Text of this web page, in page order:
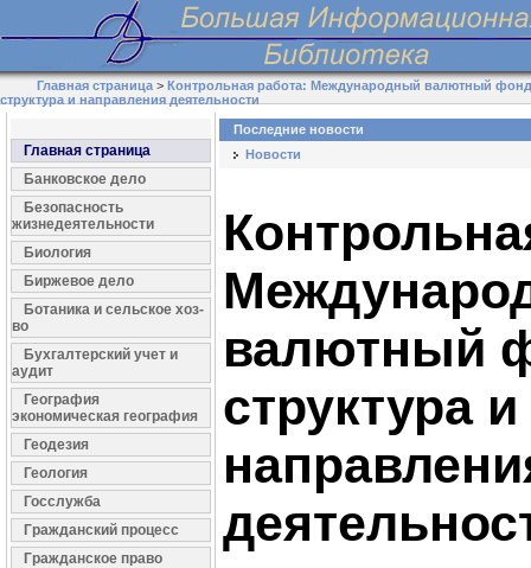
Главная страница >Контрольная работа: Международный валютный
структура и направления деятельности
Главная страница
Банковское дело
Безопасность
жизнедеятельности
Биология
Биржевое дело
Ботаника и сельское хоз-
во
Бухгалтерский учет и
аудит
География
экономическая география
Геодезия
Геология
Госслужба
Гражданский процесс
Гражданское право
Последние новости
Новости
валютный
структура и